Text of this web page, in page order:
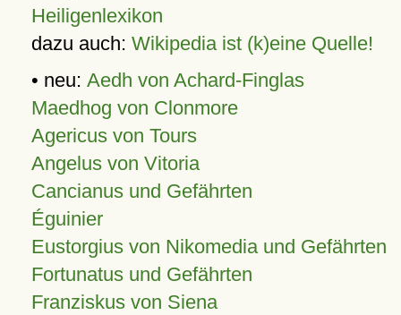
Heiligenlexikon
dazu auch: Wikipedia ist (k)eine Quelle!
• neu: Aedh von Achard-Finglas
Maedhog von Clonmore
Agericus von Tours
Angelus von Vitoria
Cancianus und Gefährten
Éguinier
Eustorgius von Nikomedia und Gefährten
Fortunatus und Gefährten
Franziskus von Siena